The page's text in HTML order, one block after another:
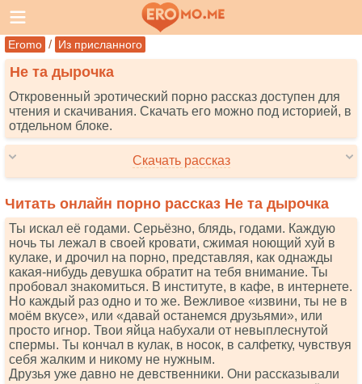
Eromo / Из присланного
Не та дырочка
Откровенный эротический порно рассказ доступен для
чтения и скачивания. Скачать его можно под историей, в
отдельном блоке.
Скачать рассказ
Читать онлайн порно рассказ Не та дырочка
Ты искал её годами. Серьёзно, блядь, годами. Каждую
ночь ты лежал в своей кровати, сжимая ноющий хуй в
кулаке, и дрочил на порно, представляя, как однажды
какая-нибудь девушка обратит на тебя внимание. Ты
пробовал знакомиться. В институте, в кафе, в интернете.
Но каждый раз одно и то же. Вежливое «извини, ты не в
моём вкусе», или «давай останемся друзьями», или
просто игнор. Твои яйца набухали от невыплеснутой
спермы. Ты кончал в кулак, в носок, в салфетку, чувствуя
себя жалким и никому не нужным.
Друзья уже давно не девственники. Они рассказывали